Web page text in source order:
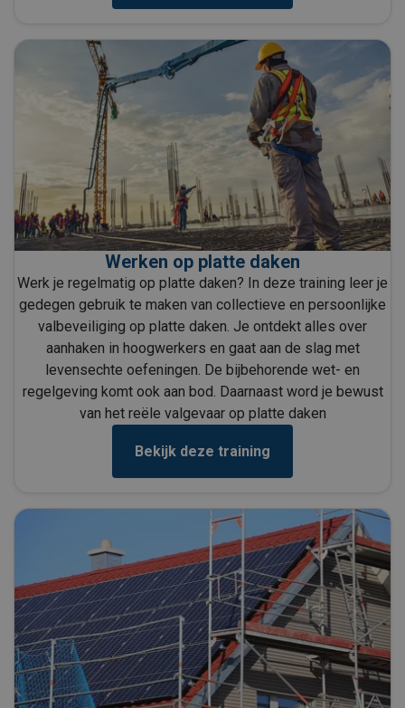
Werken op platte daken
Werk je regelmatig op platte daken? In deze training leer je
gedegen gebruik te maken van collectieve en persoonlijke
valbeveiliging op platte daken. Je ontdekt alles over
aanhaken in hoogwerkers en gaat aan de slag met
levensechte oefeningen. De bijbehorende wet- en
regelgeving komt ook aan bod. Daarnaast word je bewust
van het reële valgevaar op platte daken
Bekijk deze training